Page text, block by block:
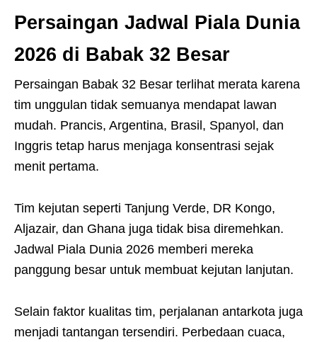
Persaingan Jadwal Piala Dunia
2026 di Babak 32 Besar
Persaingan Babak 32 Besar terlihat merata karena
tim unggulan tidak semuanya mendapat lawan
mudah. Prancis, Argentina, Brasil, Spanyol, dan
Inggris tetap harus menjaga konsentrasi sejak
menit pertama.
Tim kejutan seperti Tanjung Verde, DR Kongo,
Aljazair, dan Ghana juga tidak bisa diremehkan.
Jadwal Piala Dunia 2026 memberi mereka
panggung besar untuk membuat kejutan lanjutan.
Selain faktor kualitas tim, perjalanan antarkota juga
menjadi tantangan tersendiri. Perbedaan cuaca,